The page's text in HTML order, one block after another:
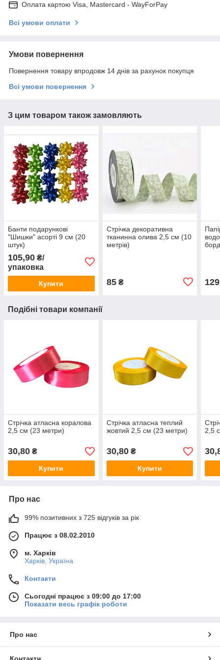
Оплата картою Visa, Mastercard - WayForPay
Всі умови оплати
Умови повернення
Повернення товару впродовж 14 днів за рахунок покупця
Всі умови повернення
З цим товаром також замовляють
Банти подарункові
"Шишки" асорті 9 см (20
штук)
105,90 ₴/
упаковка
Купити
Стрічка декоративна
тканинна олива 2,5 см (10
метрів)
85₴ 129
Подібні товари компанії
Стрічка атласна коралова
2,5 см (23 метри)
30,80 ₴
Купити
Стрічка атласна теплий
жовтий 2,5 см (23 метри)
30,80₴
Купити
2,5
Про нас
99% позитивних з 725 відгуків за рік
Працює з 08.02.2010
м. Харків
Харків, Україна
Контакти
Сьогодні працює з 09:00 до 17:00
Показати весь графік роботи
Про нас